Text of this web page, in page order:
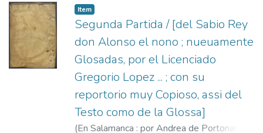
1496?-1560.
1547-1568.
Item
Segunda Partida / [del Sabio Rey
don Alonso el nono ; nueuamente
Glosadas, por el Licenciado
Gregorio Lopez ... ; con su
reportorio muy Copioso, assi del
Testo como de la Glossa]
(En Salamanca : por Andrea de Portonariis,